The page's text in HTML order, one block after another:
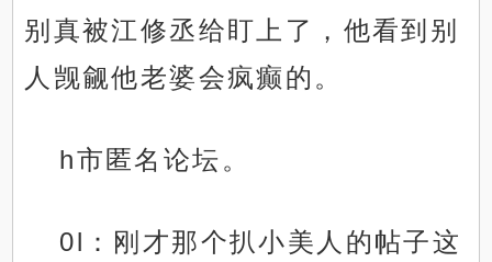
别真被江修丞给盯上了，他看到别
人觊觎他老婆会疯癫的。
h市匿名论坛。
0l：刚才那个扒小美人的帖子这